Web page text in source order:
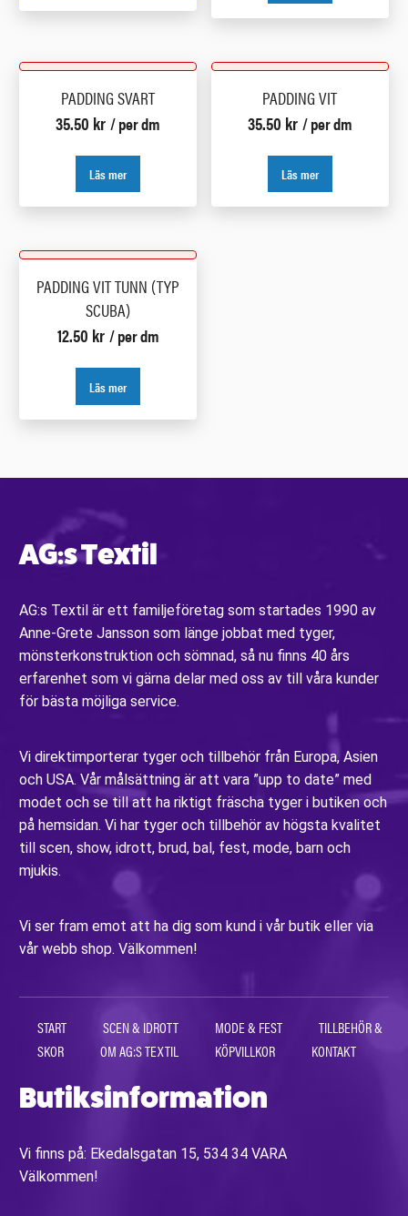
PADDING SVART
35.50 kr / per dm
Läs mer
PADDING VIT
35.50 kr / per dm
Läs mer
PADDING VIT TUNN (TYP
SCUBA)
12.50 kr / per dm
Läs mer
AG:s Textil
AG:s Textil är ett familjeföretag som startades 1990 av
Anne-Grete Jansson som länge jobbat med tyger,
mönsterkonstruktion och sömnad, så nu finns 40 års
erfarenhet som vi gärna delar med oss av till våra kunder
för bästa möjliga service.
Vi direktimporterar tyger och tillbehör från Europa, Asien
och USA. Vår målsättning är att vara ”upp to date” med
modet och se till att ha riktigt fräscha tyger i butiken och
på hemsidan. Vi har tyger och tillbehör av högsta kvalitet
till scen, show, idrott, brud, bal, fest, mode, barn och
mjukis.
Vi ser fram emot att ha dig som kund i vår butik eller via
vår webb shop. Välkommen!
START SCEN & IDROTT MODE & FEST
TILLBEHÖR &
SKOR
OM AG:S TEXTIL KÖPVILLKOR KONTAKT
Butiksinformation
Vi finns på: Ekedalsgatan 15, 534 34 VARA
Välkommen!